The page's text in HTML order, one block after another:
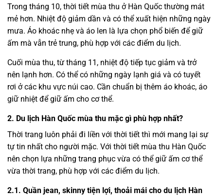
Trong tháng 10, thời tiết mùa thu ở Hàn Quốc thường mát
mẻ hơn. Nhiệt độ giảm dần và có thể xuất hiện những ngày
mưa. Áo khoác nhẹ và áo len là lựa chọn phổ biến để giữ
ấm mà vẫn trẻ trung, phù hợp với các điểm du lịch.
Cuối mùa thu, từ tháng 11, nhiệt độ tiếp tục giảm và trở
nên lạnh hơn. Có thể có những ngày lạnh giá và có tuyết
rơi ở các khu vực núi cao. Cần chuẩn bị thêm áo khoác, áo
giữ nhiệt để giữ ấm cho cơ thể.
2. Du lịch Hàn Quốc mùa thu mặc gì phù hợp nhất?
Thời trang luôn phải đi liền với thời tiết thì mới mang lại sự
tự tin nhất cho người mặc. Với thời tiết mùa thu Hàn Quốc
nên chọn lựa những trang phục vừa có thể giữ ấm cơ thể
vừa thời trang, phù hợp với các điểm du lịch.
2.1. Quần jean, skinny tiện lợi, thoải mái cho du lịch Hàn